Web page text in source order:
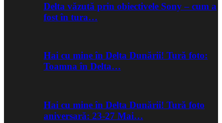
Delta văzută prin obiectivele Sony – cum a
fost în tura…
Hai cu mine în Delta Dunării! Tură foto:
Toamna în Delta…
Hai cu mine în Delta Dunării! Tură foto
aniversară: 23-27 Mai…